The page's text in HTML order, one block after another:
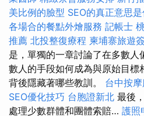
美比例的臉型 SEO的真正意思是
各場合的餐點外燴服務 記帳士
推薦 北投整復療程 柬埔寨旅遊
是，單獨的一章討論了在多數
數人的手段如何成為與原始目標
背後隱藏著哪些教訓。 台中按
SEO優化技巧 台胞證新北 最後
處理少數群體和團體索賠… 護照